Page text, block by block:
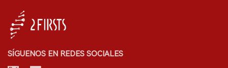
SÍGUENOS EN REDES SOCIALES